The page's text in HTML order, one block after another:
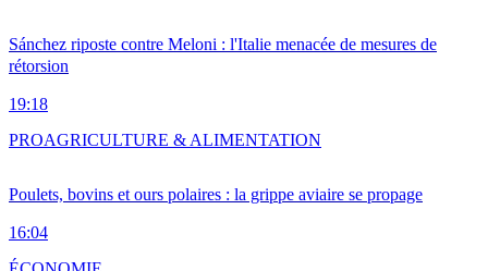
Sánchez riposte contre Meloni : l'Italie menacée de mesures de
rétorsion
19:18
Poulets, bovins et ours polaires : la grippe aviaire se propage
16:04
PROAGRICULTURE & ALIMENTATION